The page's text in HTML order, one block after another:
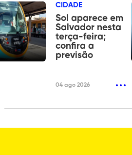
CIDADE
Sol aparece em
Salvador nesta
terça-feira;
confira a
previsão
04 ago 2026